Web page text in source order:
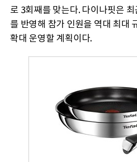
로 3회째를 맞는다. 다이나핏은 최
를 반영해 참가 인원을 역대 최대
확대 운영할 계획이다.